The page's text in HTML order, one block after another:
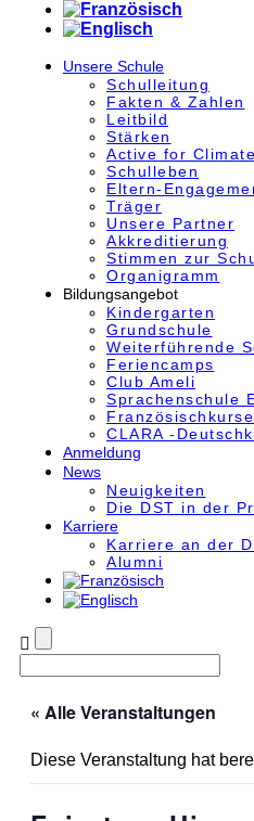
Unsere Schule
Schulleitung
Fakten & Zahlen
Leitbild
Stärken
Active for Climate
Schulleben
Eltern-
Träger
Unsere Partner
Akkre­di­tier­ung
Stimmen zur
Organigramm
Bildungsangebot
Kindergarten
Grundschule
Weiterführende
Feriencamps
Club Ameli
Sprachenschule
CLARA -
Anmeldung
News
Neuigkeiten
Die DST in der
Karriere
Karriere an der
Alumni
« Alle Veranstaltungen
Diese Veranstaltung hat